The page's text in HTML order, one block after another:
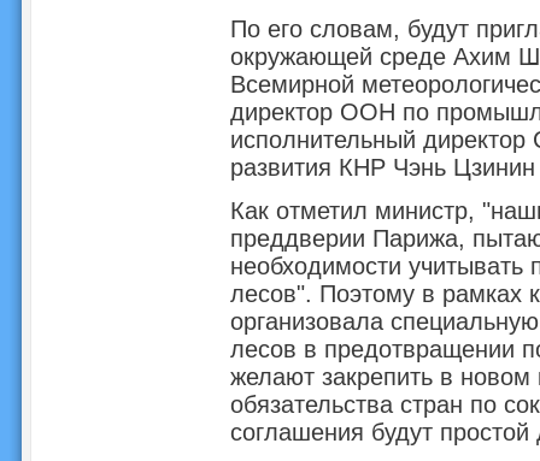
По его словам, будут
окружающей среде Ахим
Всемирной
директор ООН по
исполнительный
развития КНР Чэнь Цзинин
Как отметил министр,
преддверии Парижа,
необходимости
лесов". Поэтому в рамках
организовала
лесов в предотвращении
желают закрепить в
обязательства стран по
соглашения будут